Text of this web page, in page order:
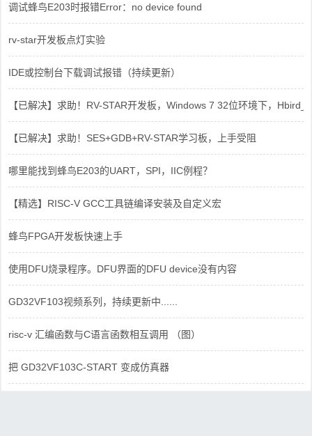
调试蜂鸟E203时报错Error：no device found
rv-star开发板点灯实验
IDE或控制台下载调试报错（持续更新）
【已解决】求助！RV-STAR开发板，Windows 7 32位环境下，
【已解决】求助！SES+GDB+RV-STAR学习板，上手受阻
哪里能找到蜂鸟E203的UART，SPI，IIC例程？
【精选】RISC-V GCC工具链编译安装及自定义宏
蜂鸟FPGA开发板快速上手
使用DFU烧录程序。DFU界面的DFU device没有内容
GD32VF103视频系列，持续更新中......
risc-v 汇编函数与C语言函数相互调用 （图）
把 GD32VF103C-START 变成仿真器